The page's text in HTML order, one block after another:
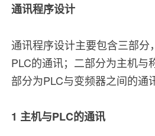
通讯程序设计
通讯程序设计主要包含三部分
PLC的通讯；二部分为主机与
部分为PLC与变频器之间的通
1 主机与PLC的通讯